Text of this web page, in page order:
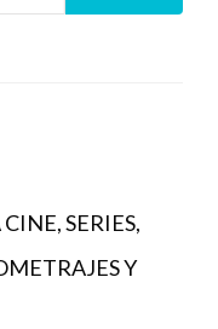
SERIES,
Y